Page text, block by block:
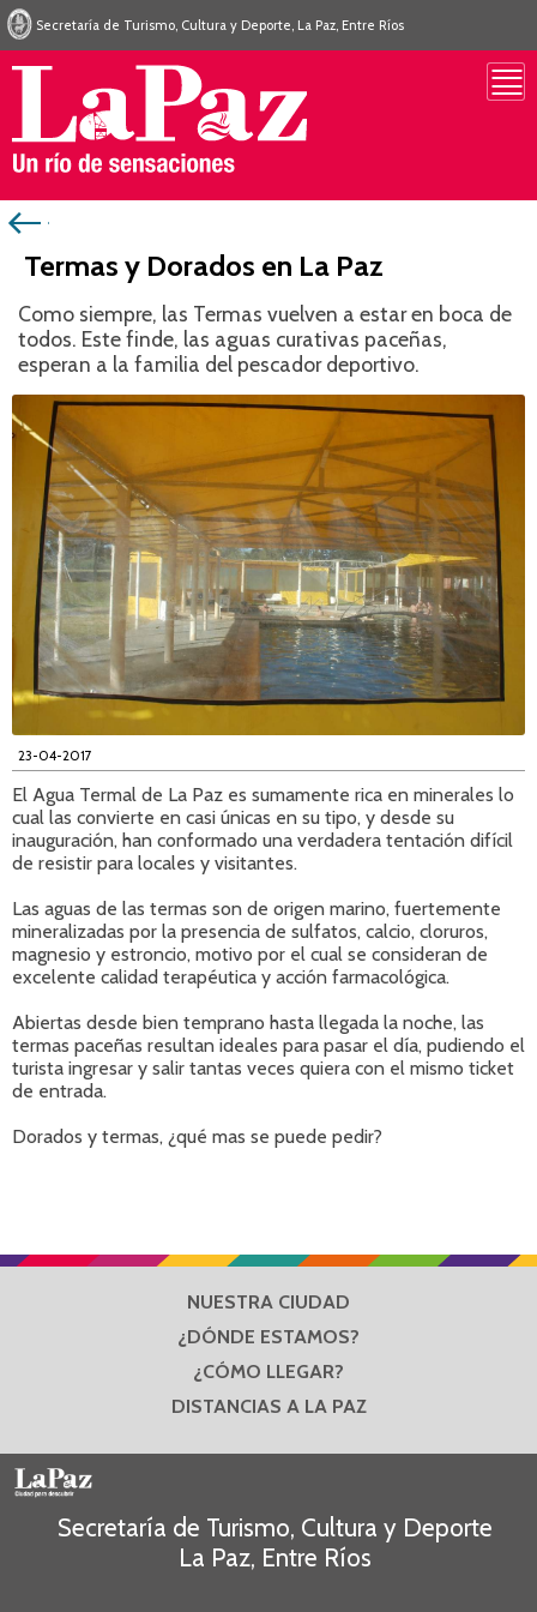
Secretaría de Turismo, Cultura y Deporte, La Paz, Entre Ríos
Termas y Dorados en La Paz
Como siempre, las Termas vuelven a estar en boca de
todos. Este finde, las aguas curativas paceñas,
esperan a la familia del pescador deportivo.
23-04-2017
El Agua Termal de La Paz es sumamente rica en minerales lo
cual las convierte en casi únicas en su tipo, y desde su
inauguración, han conformado una verdadera tentación difícil
de resistir para locales y visitantes.
Las aguas de las termas son de origen marino, fuertemente
mineralizadas por la presencia de sulfatos, calcio, cloruros,
magnesio y estroncio, motivo por el cual se consideran de
excelente calidad terapéutica y acción farmacológica.
Abiertas desde bien temprano hasta llegada la noche, las
termas paceñas resultan ideales para pasar el día, pudiendo el
turista ingresar y salir tantas veces quiera con el mismo ticket
de entrada.
Dorados y termas, ¿qué mas se puede pedir?
NUESTRA CIUDAD
¿DÓNDE ESTAMOS?
¿CÓMO LLEGAR?
DISTANCIAS A LA PAZ
Secretaría de Turismo, Cultura y Deporte
La Paz, Entre Ríos